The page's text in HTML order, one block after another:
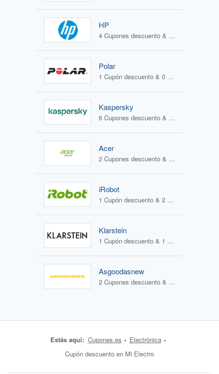
HP
4 Cupones descuento & 1 Oferta
Polar
1 Cupón descuento & 0 Ofertas
Kaspersky
6 Cupones descuento & 1 Oferta
Acer
2 Cupones descuento & 2 Ofertas
iRobot
1 Cupón descuento & 2 Ofertas
Klarstein
1 Cupón descuento & 1 Oferta
Asgoodasnew
2 Cupones descuento & 0 Ofertas
Estás aquí: Cupones.es
Electrónica
Cupón descuento en Mi Electro